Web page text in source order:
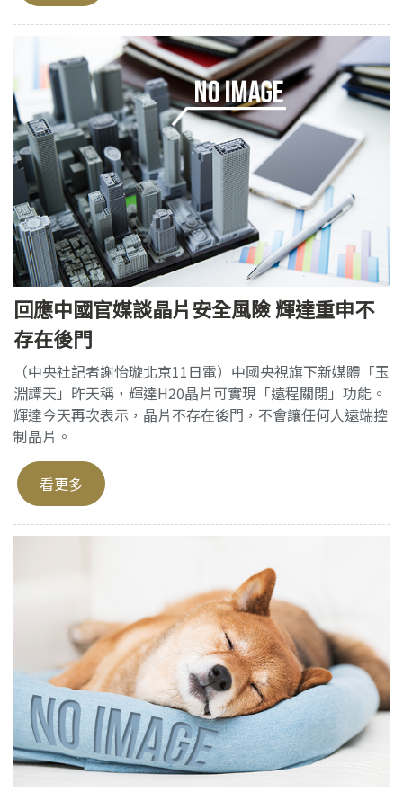
回應中國官媒談晶片安全風險 輝達重申不
存在後門
（中央社記者謝怡璇北京11日電）中國央視旗下新媒體「玉
淵譚天」昨天稱，輝達H20晶片可實現「遠程關閉」功能。
輝達今天再次表示，晶片不存在後門，不會讓任何人遠端控
制晶片。
看更多